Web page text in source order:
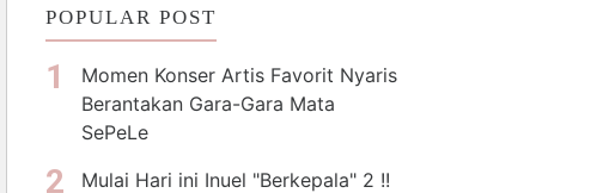
POPULAR POST
Momen Konser Artis Favorit Nyaris
Berantakan Gara-Gara Mata
SePeLe
Mulai Hari ini Inuel "Berkepala" 2 !!